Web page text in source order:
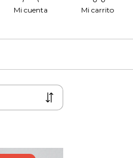
Mi cuenta Mi carrito